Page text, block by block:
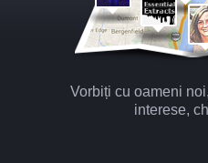
Vorbiți cu oameni
interese,